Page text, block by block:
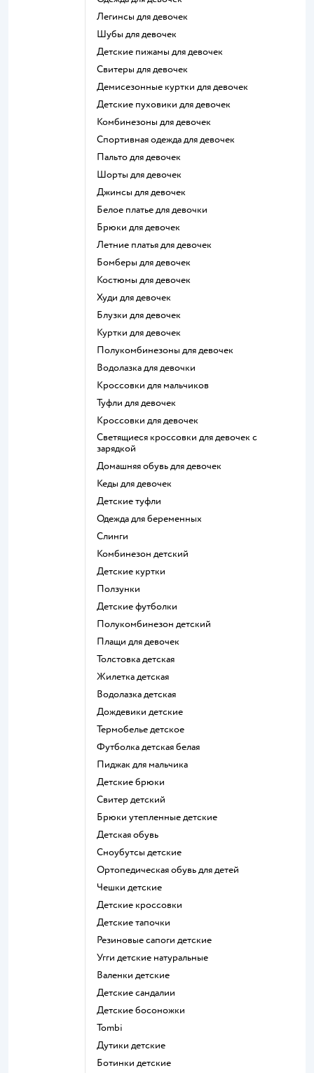
Легинсы для девочек
Шубы для девочек
Детские пижамы для девочек
Свитеры для девочек
Демисезонные куртки для девочек
Детские пуховики для девочек
Комбинезоны для девочек
Спортивная одежда для девочек
Пальто для девочек
Шорты для девочек
Джинсы для девочек
Белое платье для девочки
Брюки для девочек
Летние платья для девочек
Бомберы для девочек
Костюмы для девочек
Худи для девочек
Блузки для девочек
Куртки для девочек
Полукомбинезоны для девочек
Водолазка для девочки
Кроссовки для мальчиков
Туфли для девочек
Кроссовки для девочек
Светящиеся кроссовки для девочек с
зарядкой
Домашняя обувь для девочек
Кеды для девочек
Детские туфли
Одежда для беременных
Слинги
Комбинезон детский
Детские куртки
Ползунки
Детские футболки
Полукомбинезон детский
Плащи для девочек
Толстовка детская
Жилетка детская
Водолазка детская
Дождевики детские
Термобелье детское
Футболка детская белая
Пиджак для мальчика
Детские брюки
Свитер детский
Брюки утепленные детские
Детская обувь
Сноубутсы детские
Ортопедическая обувь для детей
Чешки детские
Детские кроссовки
Детские тапочки
Резиновые сапоги детские
Угги детские натуральные
Валенки детские
Детские сандалии
Детские босоножки
Tombi
Дутики детские
Ботинки детские